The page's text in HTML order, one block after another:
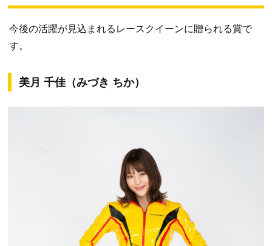
今後の活躍が見込まれるレースクイーンに贈られる賞で
す。
美月 千佳（みづき ちか）